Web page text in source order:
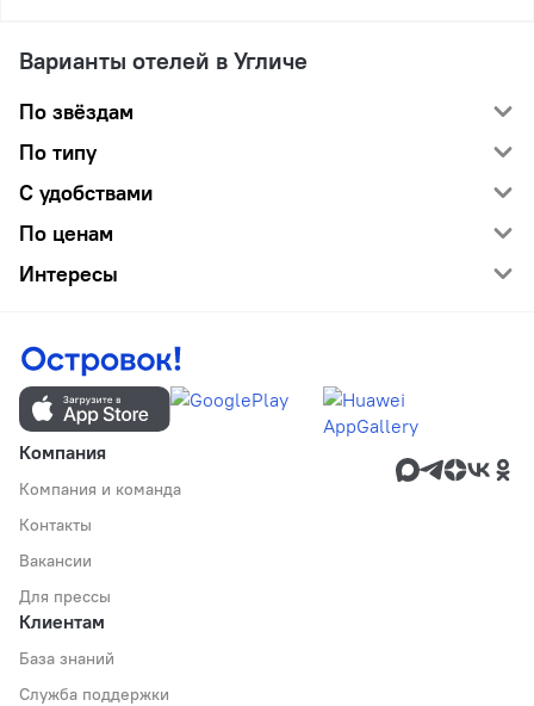
Варианты отелей в Угличе
По звёздам
По типу
С удобствами
По ценам
Интересы
Компания
Компания и команда
Контакты
Вакансии
Для прессы
Клиентам
База знаний
Служба поддержки